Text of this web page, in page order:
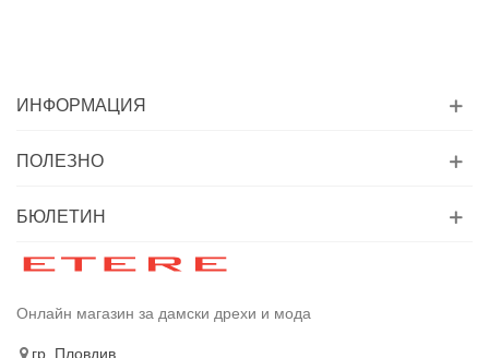
ИНФОРМАЦИЯ
ПОЛЕЗНО
БЮЛЕТИН
Онлайн магазин за дамски дрехи и мода
гр. Пловдив,